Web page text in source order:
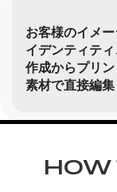
お客様のイメ
イデンティテ
作成からプリ
素材で直接編
HOW